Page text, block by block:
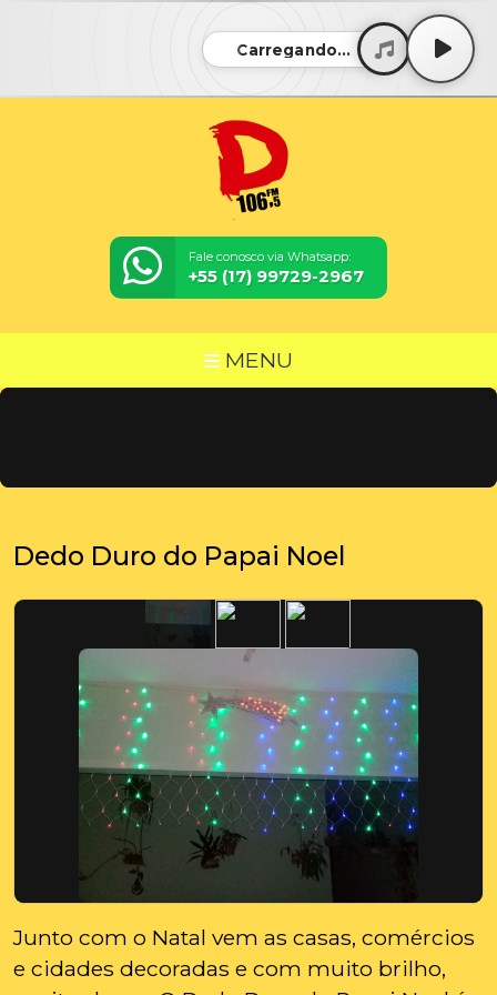
Carregando...
Fale conosco via Whatsapp:
+55 (17) 99729-2967
MENU
Dedo Duro do Papai Noel
Junto com o Natal vem as casas, comércios
e cidades decoradas e com muito brilho,